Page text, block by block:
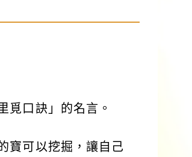
覓口訣」的名言。
寶可以挖掘，讓自己